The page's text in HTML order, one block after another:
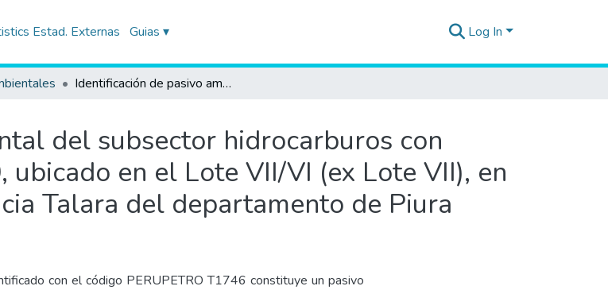
Estad. Externas Guias ▾ Log In
Identificación de pasivo ambiental del subsector hidrocarburos con código de Ficha OEFA F02100, ubicado en el Lote VII/VI (ex Lote VII), en el distrito La Brea de la provincia Talara del departamento de Piura
del subsector hidrocarburos con
ubicado en el Lote VII/VI (ex Lote VII), en
Talara del departamento de Piura
con el código PERUPETRO T1746 constituye un pasivo